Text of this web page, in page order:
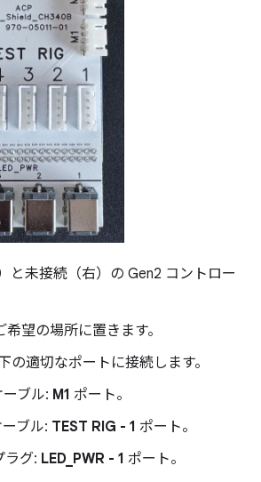
と未接続（右）の Gen2 コントロー
望の場所に置きます。
の適切なポートに接続します。
ブル: M1 ポート。
ブル: TEST RIG - 1 ポート。
ラグ: LED_PWR - 1 ポート。